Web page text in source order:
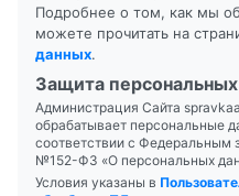
Подробнее о том, как мы
можете прочитать на
данных.
Защита
Администрация Сайта
обрабатывает персональные
соответствии с Федеральным
№152-ФЗ «О персональных
Условия указаны в
Главная
Поиск
Аптека "Планета